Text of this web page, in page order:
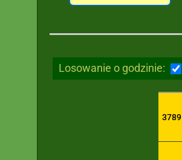
Losowanie o godzinie:
3789